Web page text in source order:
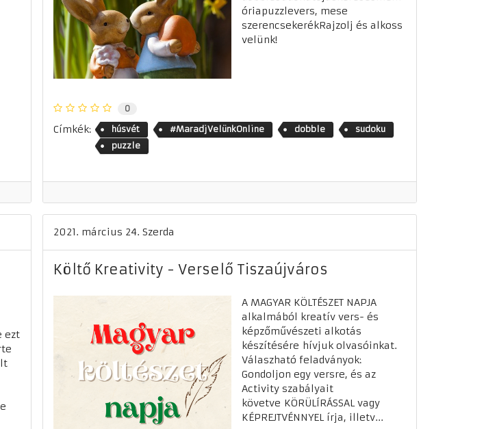
óriapuzzlevers, mese
szerencsekerékRajzolj és alkoss
velünk!
0
Címkék: húsvét #MaradjVelünkOnline dobble
sudoku
puzzle
ezt
2021. március 24. Szerda
Költő Kreativity - Verselő Tiszaújváros
​A MAGYAR KÖLTÉSZET NAPJA
alkalmából kreatív vers- és
képzőművészeti alkotás
készítésére hívjuk olvasóinkat.
Válaszható feladványok:
Gondoljon egy versre, és az
Activity szabályait
követve KÖRÜLÍRÁSSAL vagy
KÉPREJTVÉNNYEL írja, illetv...